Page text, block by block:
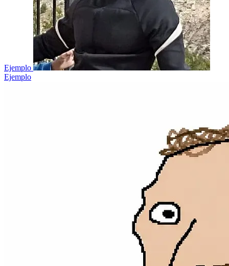
Ejemplo
Ejemplo